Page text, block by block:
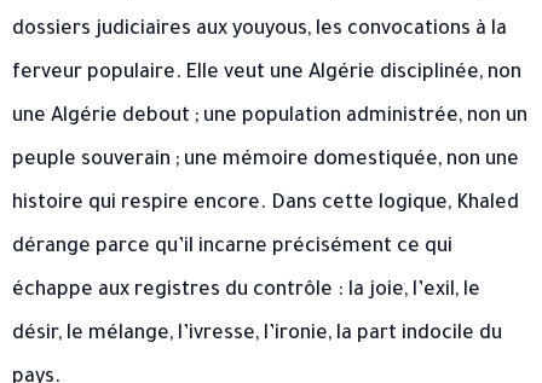
dossiers judiciaires aux youyous, les convocations à la
ferveur populaire. Elle veut une Algérie disciplinée, non
une Algérie debout ; une population administrée, non un
peuple souverain ; une mémoire domestiquée, non une
histoire qui respire encore. Dans cette logique, Khaled
dérange parce qu’il incarne précisément ce qui
échappe aux registres du contrôle : la joie, l’exil, le
désir, le mélange, l’ivresse, l’ironie, la part indocile du
pays.